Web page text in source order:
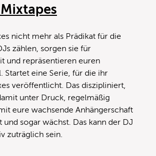
nicht mehr als Prädikat für die
zählen, sorgen sie für
und repräsentieren euren
Startet eine Serie, für die ihr
veröffentlicht. Das diszipliniert,
unter Druck, regelmäßig
eure wachsende Anhängerschaft
sogar wächst. Das kann der DJ
zuträglich sein.